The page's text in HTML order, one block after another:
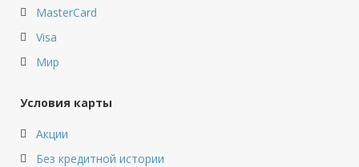
MasterCard
Visa
Мир
Условия карты
Акции
Без кредитной истории